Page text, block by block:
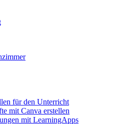
für den Unterricht
mit Canva erstellen
mit LearningApps